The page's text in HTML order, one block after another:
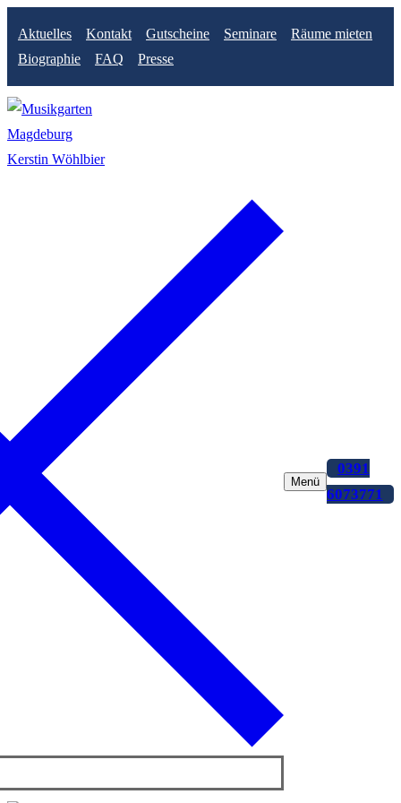
Inhalt
springen
Aktuelles
Kontakt Gutscheine Seminare
Räume mieten
Biographie
FAQ Presse
Menü
0391
6073771